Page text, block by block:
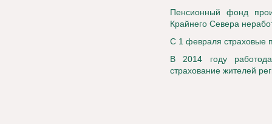
Пенсионный фонд
Крайнего Севера
С 1 февраля страховые
В 2014 году
страхование жителей